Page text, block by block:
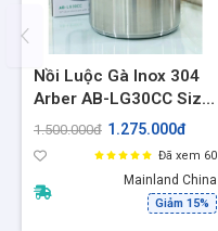
Nồi Luộc Gà Inox 304
Arber AB-LG30CC Size
30cm, Dung tích 14L –
loại bếp
1.500.000đ 1.275.000đ
Đã xem 60
Mainland China
Giảm 15%